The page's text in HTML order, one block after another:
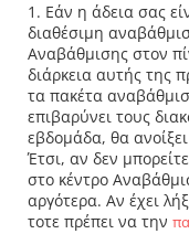
1. Εάν η άδεια σας
διαθέσιμη
Αναβάθμισης στον
διάρκεια αυτής της
τα πακέτα
επιβαρύνει τους
εβδομάδα, θα
Έτσι, αν δεν
στο κέντρο
αργότερα. Αν έχει
τοτε πρέπει να την